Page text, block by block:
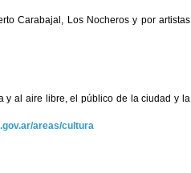
Carabajal, Los Nocheros y por artistas
y al aire libre, el público de la ciudad y la
areas/cultura